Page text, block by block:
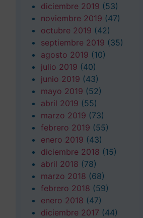
diciembre 2019 (53)
noviembre 2019 (47)
octubre 2019 (42)
septiembre 2019 (35)
agosto 2019 (10)
julio 2019 (40)
junio 2019 (43)
mayo 2019 (52)
abril 2019 (55)
marzo 2019 (73)
febrero 2019 (55)
enero 2019 (43)
diciembre 2018 (15)
abril 2018 (78)
marzo 2018 (68)
febrero 2018 (59)
enero 2018 (47)
diciembre 2017 (44)